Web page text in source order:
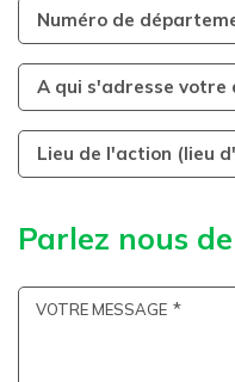
Numéro de
A qui s'adresse votre
Parlez nous
VOTRE MESSAGE